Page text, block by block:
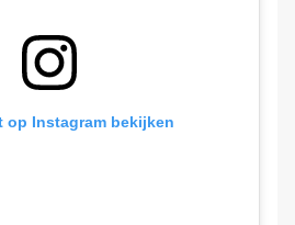
op Instagram bekijken